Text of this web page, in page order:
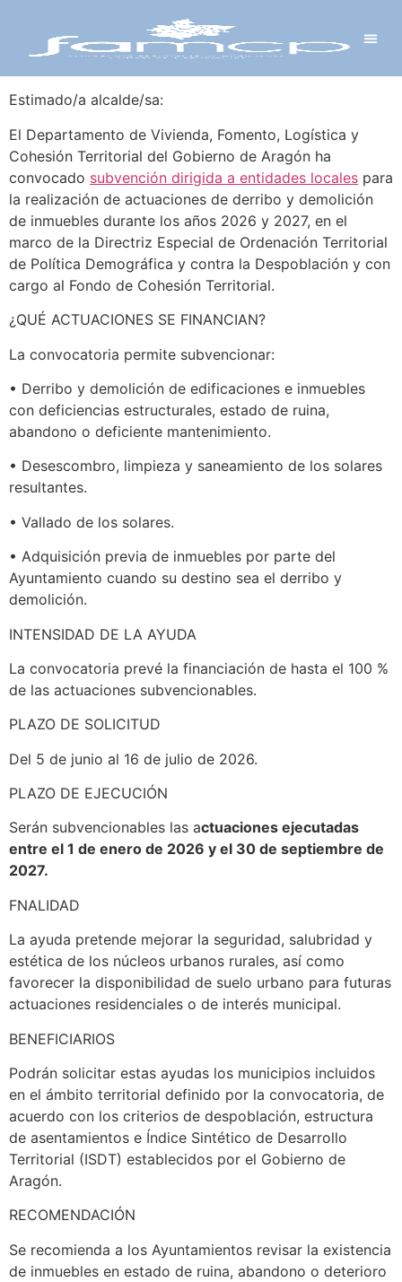
Estimado/a alcalde/sa:
El Departamento de Vivienda, Fomento, Logística y
Cohesión Territorial del Gobierno de Aragón ha
convocado subvención dirigida a entidades locales para
la realización de actuaciones de derribo y demolición
de inmuebles durante los años 2026 y 2027, en el
marco de la Directriz Especial de Ordenación Territorial
de Política Demográfica y contra la Despoblación y con
cargo al Fondo de Cohesión Territorial.
¿QUÉ ACTUACIONES SE FINANCIAN?
La convocatoria permite subvencionar:
• Derribo y demolición de edificaciones e inmuebles
con deficiencias estructurales, estado de ruina,
abandono o deficiente mantenimiento.
• Desescombro, limpieza y saneamiento de los solares
resultantes.
• Vallado de los solares.
• Adquisición previa de inmuebles por parte del
Ayuntamiento cuando su destino sea el derribo y
demolición.
INTENSIDAD DE LA AYUDA
La convocatoria prevé la financiación de hasta el 100 %
de las actuaciones subvencionables.
PLAZO DE SOLICITUD
Del 5 de junio al 16 de julio de 2026.
PLAZO DE EJECUCIÓN
Serán subvencionables las actuaciones ejecutadas
entre el 1 de enero de 2026 y el 30 de septiembre de
2027.
FNALIDAD
La ayuda pretende mejorar la seguridad, salubridad y
estética de los núcleos urbanos rurales, así como
favorecer la disponibilidad de suelo urbano para futuras
actuaciones residenciales o de interés municipal.
BENEFICIARIOS
Podrán solicitar estas ayudas los municipios incluidos
en el ámbito territorial definido por la convocatoria, de
acuerdo con los criterios de despoblación, estructura
de asentamientos e Índice Sintético de Desarrollo
Territorial (ISDT) establecidos por el Gobierno de
Aragón.
RECOMENDACIÓN
Se recomienda a los Ayuntamientos revisar la existencia
de inmuebles en estado de ruina, abandono o deterioro